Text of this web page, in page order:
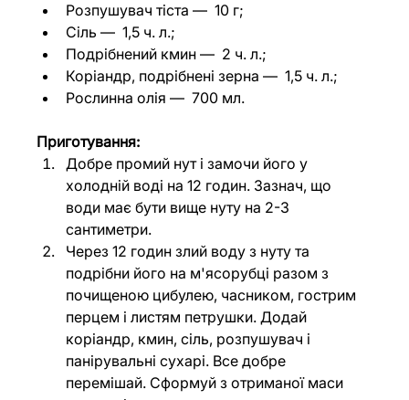
Розпушувач тіста — 10 г;
Сіль — 1,5 ч. л.;
Подрібнений кмин — 2 ч. л.;
Коріандр, подрібнені зерна — 1,5 ч. л.;
Рослинна олія — 700 мл.
Приготування:
Добре промий нут і замочи його у
холодній воді на 12 годин. Зазнач, що
води має бути вище нуту на 2-3
сантиметри.
Через 12 годин злий воду з нуту та
подрібни його на м'ясорубці разом з
почищеною цибулею, часником, гострим
перцем і листям петрушки. Додай
коріандр, кмин, сіль, розпушувач і
панірувальні сухарі. Все добре
перемішай. Сформуй з отриманої маси